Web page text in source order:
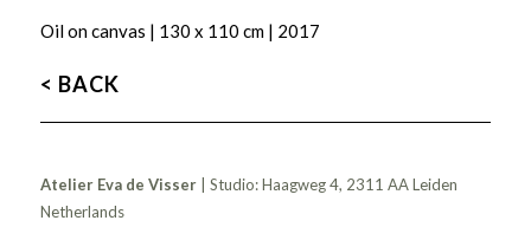
Oil on canvas | 130 x 110 cm | 2017
< BACK
Atelier Eva de Visser| Studio: Haagweg 4, 2311 AA Leiden
Netherlands